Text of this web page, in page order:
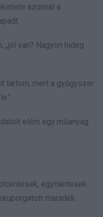
azonnal a
„jól van? Nagyon hideg
tartom, mert a gyógyszer
elém egy műanyag
egycentesek.
maradék.